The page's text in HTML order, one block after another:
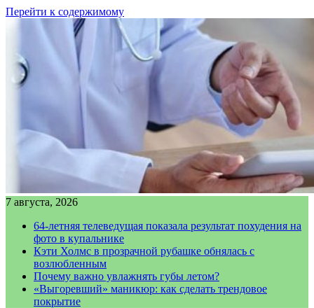
Перейти к содержимому
7 августа, 2026
64-летняя телеведущая показала результат похудения на
фото в купальнике
Кэти Холмс в прозрачной рубашке обнялась с
возлюбленным
Почему важно увлажнять губы летом?
«Выгоревший» маникюр: как сделать трендовое
покрытие